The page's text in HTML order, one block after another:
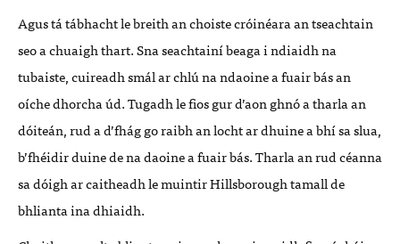
Agus tá tábhacht le breith an choiste cróinéara an tseachtain
seo a chuaigh thart. Sna seachtainí beaga i ndiaidh na
tubaiste, cuireadh smál ar chlú na ndaoine a fuair bás an
oíche dhorcha úd. Tugadh le fios gur d’aon ghnó a tharla an
dóiteán, rud a d’fhág go raibh an locht ar dhuine a bhí sa slua,
b’fhéidir duine de na daoine a fuair bás. Tharla an rud céanna
sa dóigh ar caitheadh le muintir Hillsborough tamall de
bhlianta ina dhiaidh.